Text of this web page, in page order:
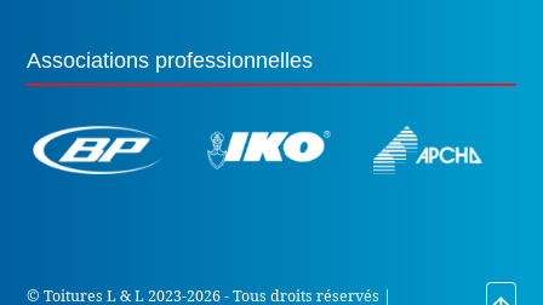
Associations professionnelles
© Toitures L & L 2023-2026 - Tous droits réservés |